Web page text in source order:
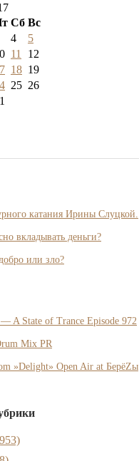
Сб Вс
4
5
11
12
18 19
25 26
катания Ирины Слуцкой.
вкладывать деньги?
или зло?
A State of Trance Episode 972
Mix PR
»Delight» Open Air at БерёZы